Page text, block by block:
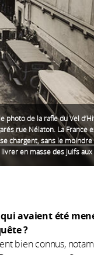
photo de la rafle du Vel
rue Nélaton. La France
chargent, sans le
en masse des juifs aux
avaient été
?
bien connus,